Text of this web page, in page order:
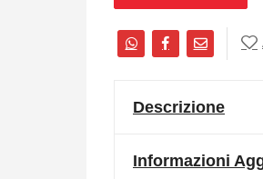
Descrizione
Informazioni